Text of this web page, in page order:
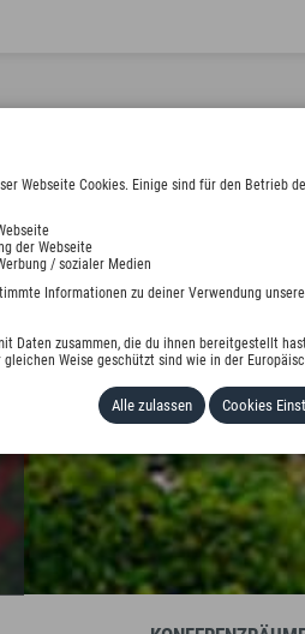
Webseite Cookies. Einige sind für den
der Webseite
/ sozialer Medien
Informationen zu deiner Verwendung
Daten zusammen, die du ihnen bereitgestellt
Weise geschützt sind wie in der
Alle zulassen Cookies